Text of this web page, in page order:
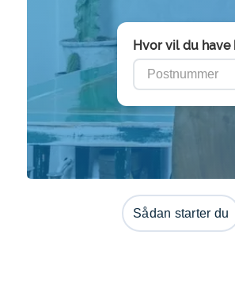
Hvor vil du
Sådan starter du